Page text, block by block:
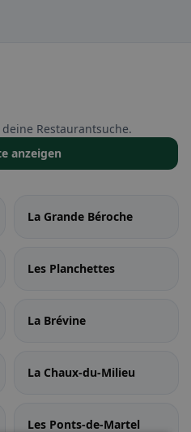
Restaurantsuche.
anzeigen
La Grande Béroche
Les Planchettes
La Brévine
La Chaux-du-Milieu
Les Ponts-de-Martel